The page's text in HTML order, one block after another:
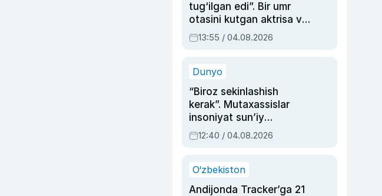
tug‘ilgan edi”. Bir umr
otasini kutgan aktrisa va
dublyaj ustasi Rimma
Ahmedovaning
13:55 / 04.08.2026
Dunyo
“Biroz sekinlashish
kerak”. Mutaxassislar
insoniyat sun’iy
intellektni boshqara
olmay qolishidan xavotir
12:40 / 04.08.2026
O‘zbekiston
Andijonda Tracker’ga 21